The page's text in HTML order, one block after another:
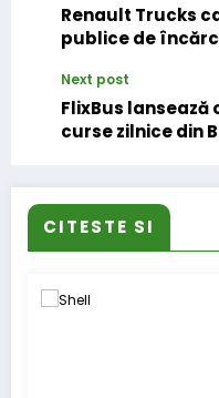
Renault Trucks
publice de
Next post
FlixBus lansează
curse zilnice din
CITESTE SI